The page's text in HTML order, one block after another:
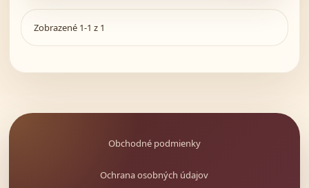
Zobrazené 1-1 z 1
Obchodné podmienky
Ochrana osobných údajov